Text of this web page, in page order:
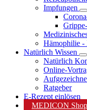
Impfungen
Hämophilie -
Natürlich Wissen
Natürlich
Online-
Ratgeber
E-Rezept einlösen
MEDICON Shop